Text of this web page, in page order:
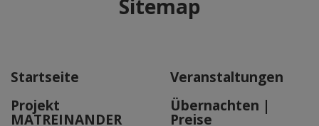
Sep 2025
Sitemap
Startseite
Veranstaltungen
Projekt
MATREINANDER
Übernachten |
Preise